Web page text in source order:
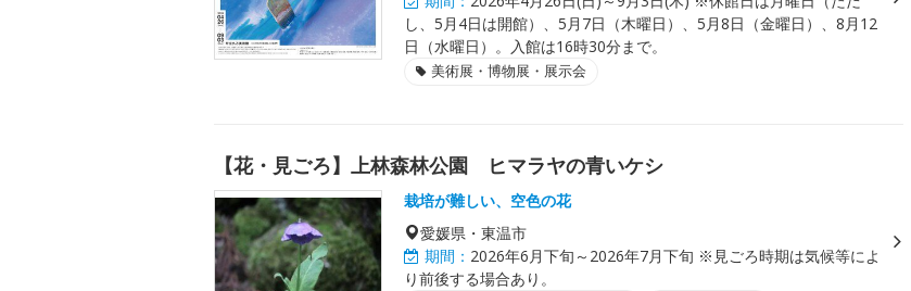
し、5月4日は開館）、5月7日（木曜日）、5月8日（金曜日）、8月12
日（水曜日）。入館は16時30分まで。
美術展・博物展・展示会
【花・見ごろ】上林森林公園 ヒマラヤの青いケシ
栽培が難しい、空色の花
愛媛県・東温市
期間： 2026年6月下旬～2026年7月下旬 ※見ごろ時期は気候等によ
り前後する場合あり。